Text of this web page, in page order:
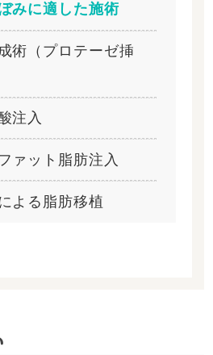
みに適した施術
術（プロテーゼ挿
注入
ァット脂肪注入
よる脂肪移植